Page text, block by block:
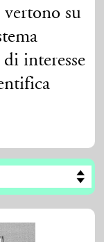
su
di interesse